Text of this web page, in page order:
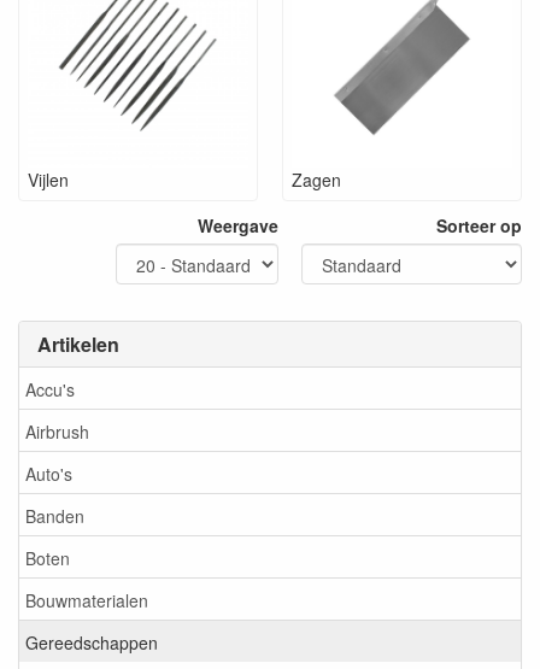
Artikelen
Accu's
Airbrush
Auto's
Banden
Boten
Bouwmaterialen
Gereedschappen
Vijlen
Zagen
Weergave
Sorteer op